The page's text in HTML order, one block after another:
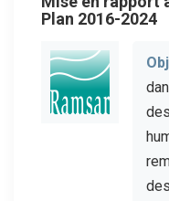
Plan 2016-2024